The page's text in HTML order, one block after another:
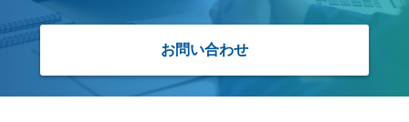
お問い合わせ